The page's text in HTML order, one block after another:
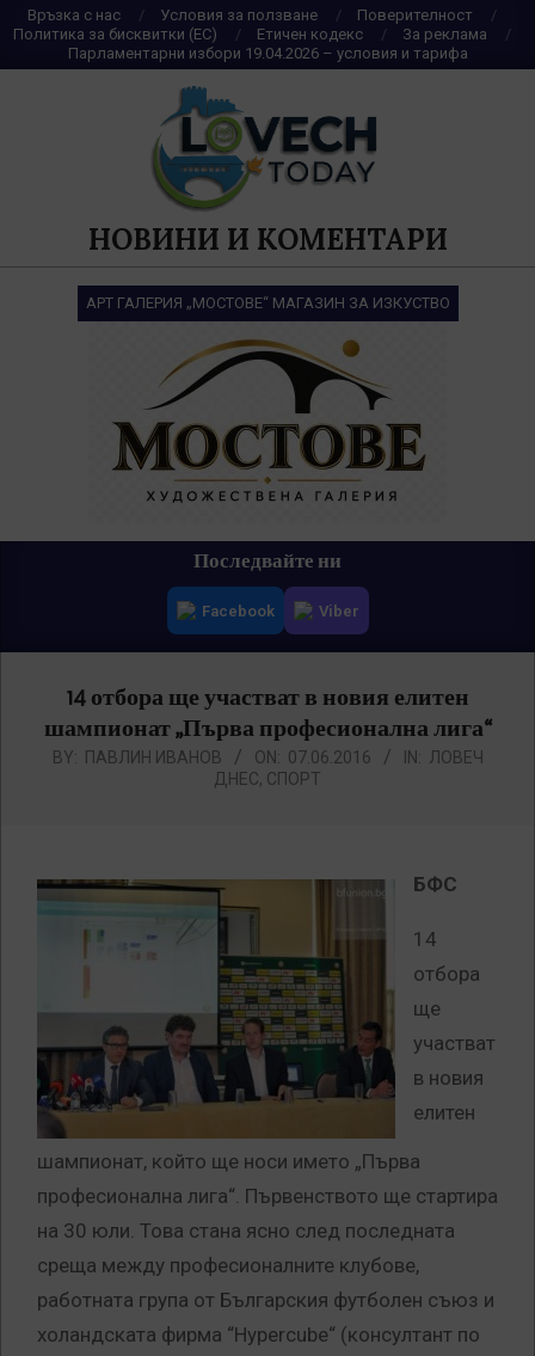
Skip
to
content
Връзка с нас Условия за ползване
Поверителност
Политика за бисквитки (ЕС)
Етичен кодекс
За реклама
Парламентарни избори 19.04.2026 – условия и тарифа
НОВИНИ И КОМЕНТАРИ
АРТ ГАЛЕРИЯ „МОСТОВЕ“ МАГАЗИН ЗА ИЗКУСТВО
Последвайте ни
Facebook Viber
14 отбора ще участват в новия елитен
шампионат „Първа професионална лига“
BY: ПАВЛИН ИВАНОВ ON: 07.06.2016 IN: ЛОВЕЧ
ДНЕС, СПОРТ
БФС
14
отбора
ще
участват
в новия
елитен
шампионат, който ще носи името „Първа
професионална лига“. Първенството ще стартира
на 30 юли. Това стана ясно след последната
среща между професионалните клубове,
работната група от Българския футболен съюз и
холандската фирма “Hypercube“ (консултант по